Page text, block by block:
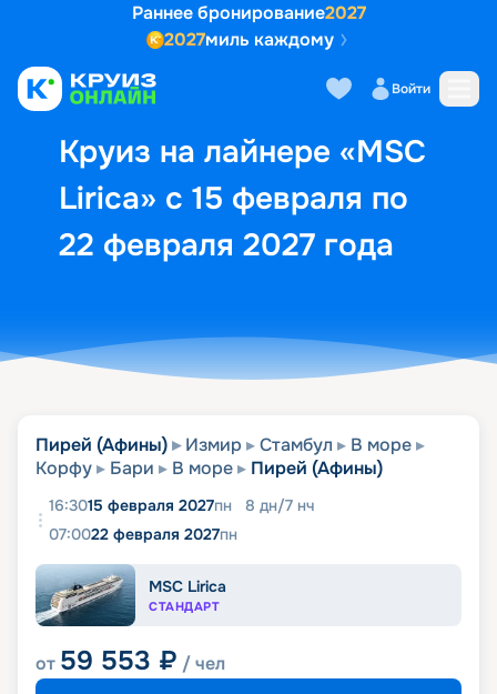
Раннее бронирование2027
2027миль каждому
Войти
Круиз на лайнере «MSC
Lirica» с 15 февраля по
22 февраля 2027 года
Выбор кают Маршрут и
Пирей (Афины) Измир Стамбул
В море
Корфу
Бари В море Пирей (Афины)
16:3015 февраля 2027пн 8 дн/7 нч
07:0022 февраля 2027пн
MSC Lirica
СТАНДАРТ
от 59 553 ₽ / чел